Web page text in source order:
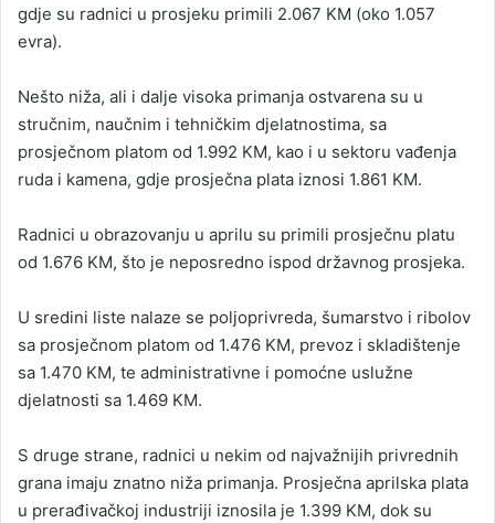
gdje su radnici u prosjeku primili 2.067 KM (oko 1.057
evra).
Nešto niža, ali i dalje visoka primanja ostvarena su u
stručnim, naučnim i tehničkim djelatnostima, sa
prosječnom platom od 1.992 KM, kao i u sektoru vađenja
ruda i kamena, gdje prosječna plata iznosi 1.861 KM.
Radnici u obrazovanju u aprilu su primili prosječnu platu
od 1.676 KM, što je neposredno ispod državnog prosjeka.
U sredini liste nalaze se poljoprivreda, šumarstvo i ribolov
sa prosječnom platom od 1.476 KM, prevoz i skladištenje
sa 1.470 KM, te administrativne i pomoćne uslužne
djelatnosti sa 1.469 KM.
S druge strane, radnici u nekim od najvažnijih privrednih
grana imaju znatno niža primanja. Prosječna aprilska plata
u prerađivačkoj industriji iznosila je 1.399 KM, dok su